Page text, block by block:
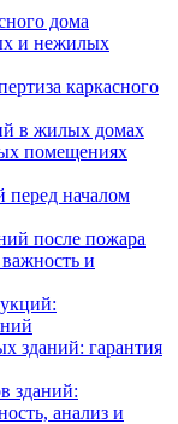
дома
и нежилых
каркасного
в жилых домах
помещениях
перед началом
после пожара
и
зданий: гарантия
зданий:
анализ и